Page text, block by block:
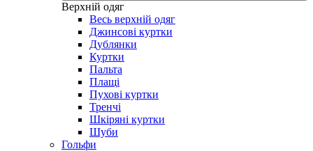
Верхній одяг
Весь верхній одяг
Джинсові куртки
Дублянки
Куртки
Пальта
Плащі
Пухові куртки
Тренчі
Шкіряні куртки
Шуби
Гольфи